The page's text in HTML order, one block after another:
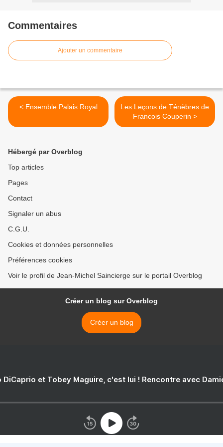
Commentaires
Ajouter un commentaire
< Ensemble Palais Royal
Les Leçons de Ténèbres de
Francois Couperin >
Hébergé par Overblog
Top articles
Pages
Contact
Signaler un abus
C.G.U.
Cookies et données personnelles
Préférences cookies
Voir le profil de Jean-Michel Saincierge sur le portail Overblog
Créer un blog sur Overblog
Créer un blog
DiCaprio et Tobey Maguire, c'est lui ! Rencontre avec